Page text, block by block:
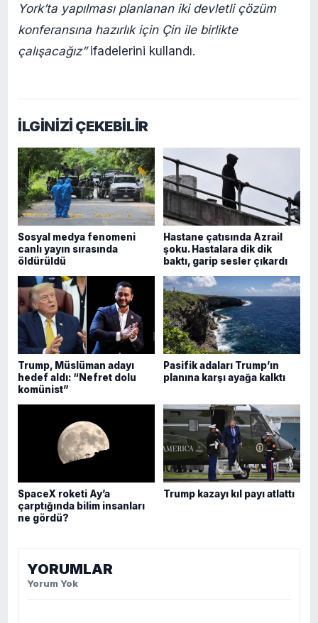
York’ta yapılması planlanan iki devletli çözüm
konferansına hazırlık için Çin ile birlikte
çalışacağız”ifadelerini kullandı.
İLGİNİZİ ÇEKEBİLİR
Sosyal medya fenomeni
canlı yayın sırasında
öldürüldü
Hastane çatısında Azrail
şoku. Hastalara dik dik
baktı, garip sesler çıkardı
Trump, Müslüman adayı
hedef aldı: “Nefret dolu
komünist”
Pasifik adaları Trump’ın
planına karşı ayağa kalktı
SpaceX roketi Ay’a
çarptığında bilim insanları
ne gördü?
Trump kazayı kıl payı atlattı
YORUMLAR
Yorum Yok